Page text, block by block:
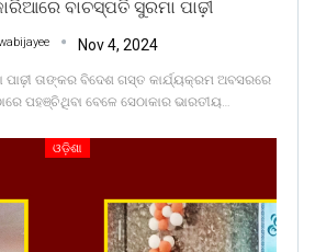
ବାଚସ୍ପତି ସୁରମା ପାଢ଼ୀ
Nov 4, 2024
ପାଢ଼ୀ ତାଙ୍କର ବିଦେଶ ଗସ୍ତ କାର୍ଯ୍ୟକ୍ରମ ଅବସରରେ
ପହଞ୍ଚିଥିବା ବେଳେ ସେଠାକାର ଭାରତୀୟ…
ଓଡ଼ିଶା